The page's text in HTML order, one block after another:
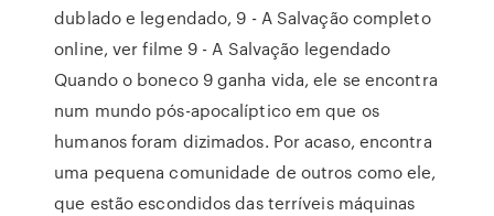
dublado e legendado, 9 - A Salvação completo
online, ver filme 9 - A Salvação legendado
Quando o boneco 9 ganha vida, ele se encontra
num mundo pós-apocalíptico em que os
humanos foram dizimados. Por acaso, encontra
uma pequena comunidade de outros como ele,
que estão escondidos das terríveis máquinas